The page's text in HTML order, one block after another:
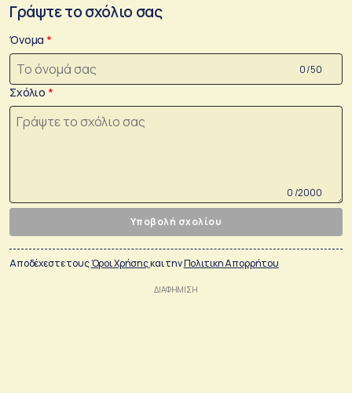
Γράψτε το σχόλιο σας
Όνομα
0 /50
Σχόλιο
0 /2000
Υποβολή σχολίου
Αποδέχεστε τουςΌροι Χρήσηςκαι τηνΠολιτικη Απορρήτου